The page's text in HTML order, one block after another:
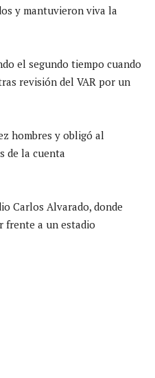
y mantuvieron viva la
el segundo tiempo cuando
revisión del VAR por un
hombres y obligó al
de la cuenta
Carlos Alvarado, donde
frente a un estadio